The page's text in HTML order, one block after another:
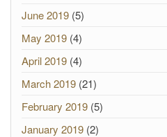
June 2019 (5)
May 2019 (4)
April 2019 (4)
March 2019 (21)
February 2019 (5)
January 2019 (2)